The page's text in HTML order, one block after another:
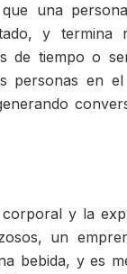
una
y
de tiempo o
personas en
y la
un
bebida, y es